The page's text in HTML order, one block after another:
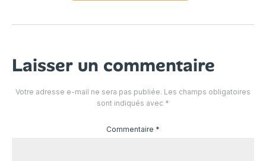
Laisser un commentaire
Votre adresse e-mail ne sera pas publiée. Les champs obligatoires
sont indiqués avec *
Commentaire *